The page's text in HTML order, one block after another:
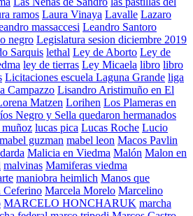
ramos Laura Vinaya Lavalle Lazaro
massaccesi Leandro Santoro
negro Legislatura sesion diciembre 2019
Sarquis lethal Ley de Aborto Ley de
ley de tierras Ley Micaela libro libro
Licitaciones escuela Laguna Grande liga
Campazzo Lisandro Aristimuño en El
Matzen Lorihen Los Plameras en
Negro y Sella quedaron hermanados
muñoz lucas pica Lucas Roche Lucio
mabel guzman mabel leon Macos Pavlin
Malicia en Viedma Malón Malon en
malvinas Mamiferas viedma
maniobra heimlich Manos que
Ceferino Marcela Morelo Marcelino
MARCELO HONCHARUK marcha